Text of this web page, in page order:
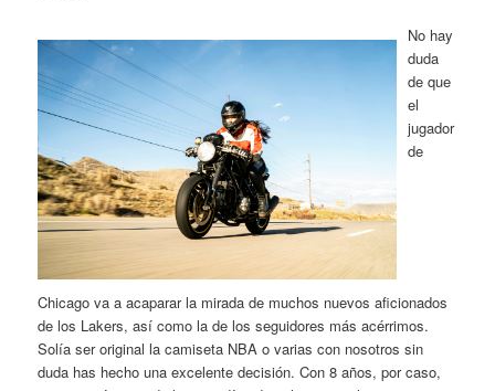
No hay
duda
de que
el
jugador
de
Chicago va a acaparar la mirada de muchos nuevos aficionados
de los Lakers, así como la de los seguidores más acérrimos.
Solía ser original la camiseta NBA o varias con nosotros sin
duda has hecho una excelente decisión. Con 8 años, por caso,